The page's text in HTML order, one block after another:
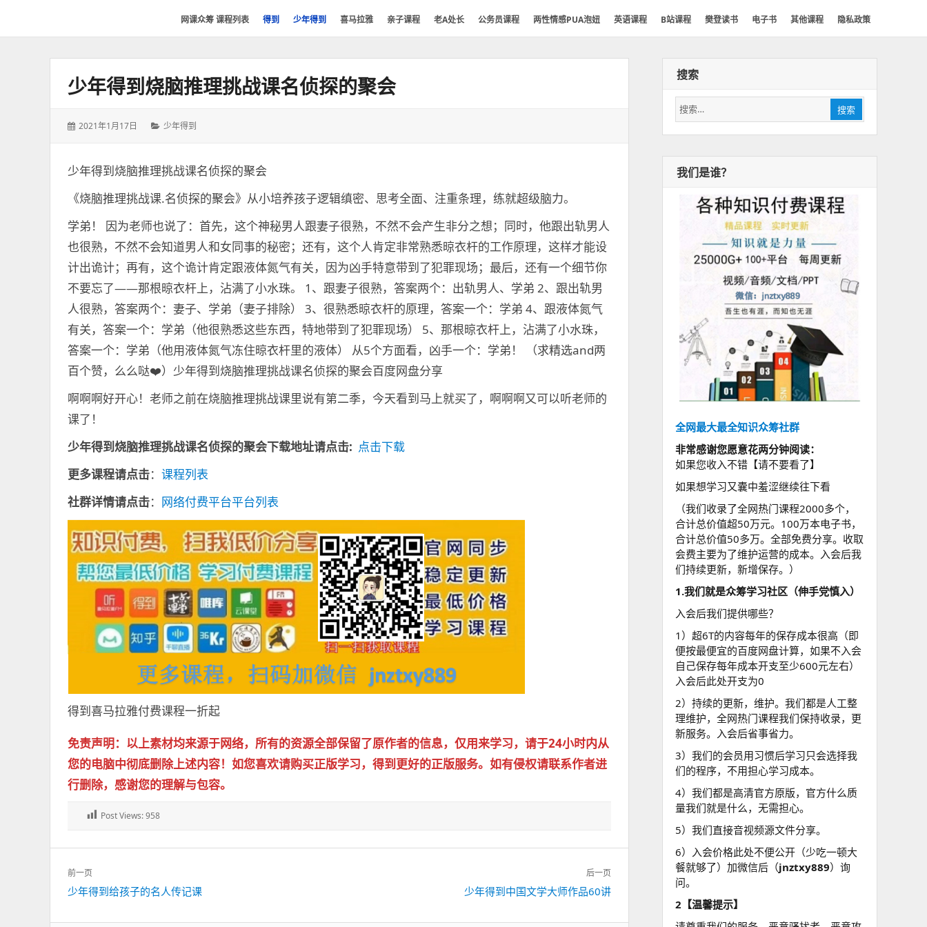
课
群-
网课众筹 课程列表 得到 少年得到 喜马拉雅 亲子课程 老A处长 公务员课程 两性情感PUA泡妞 英语课程 B站课程 樊登读书 电子书 其他课程 隐私政策
少年得到烧脑推理挑战课名侦探的聚会
发
2021年1月17日
分
少年得到
少年得到烧脑推理挑战课名侦探的聚会
《烧脑推理挑战课.名侦探的聚会》从小培养孩子逻辑缜密、思考全面、注重条理，练就超级脑力。
学弟！ 因为老师也说了：首先，这个神秘男人跟妻子很熟，不然不会产生非分之想；同时，他跟出轨男人
也很熟，不然不会知道男人和女同事的秘密；还有，这个人肯定非常熟悉晾衣杆的工作原理，这样才能设
计出诡计；再有，这个诡计肯定跟液体氮气有关，因为凶手特意带到了犯罪现场；最后，还有一个细节你
不要忘了——那根晾衣杆上，沾满了小水珠。 1、跟妻子很熟，答案两个：出轨男人、学弟 2、跟出轨男
人很熟，答案两个：妻子、学弟（妻子排除） 3、很熟悉晾衣杆的原理，答案一个：学弟 4、跟液体氮气
有关，答案一个：学弟（他很熟悉这些东西，特地带到了犯罪现场） 5、那根晾衣杆上，沾满了小水珠，
答案一个：学弟（他用液体氮气冻住晾衣杆里的液体） 从5个方面看，凶手一个：学弟！ （求精选and两
百个赞，么么哒❤️）少年得到烧脑推理挑战课名侦探的聚会百度网盘分享
啊啊啊好开心！老师之前在烧脑推理挑战课里说有第二季，今天看到马上就买了，啊啊啊又可以听老师的
课了！
少年得到烧脑推理挑战课名侦探的聚会下载地址请点击: 点击下载
更多课程请点击： 课程列表
社群详情请点击： 网络付费平台平台列表
得到喜马拉雅付费课程一折起
免责声明：以上素材均来源于网络，所有的资源全部保留了原作者的信息，仅用来学习，请于24小时内从
您的电脑中彻底删除上述内容！如您喜欢请购买正版学习，得到更好的正版服务。如有侵权请联系作者进
行删除，感谢您的理解与包容。
Post Views:958
文
章
导
航
前一页
上
篇：
少年得到给孩子的名人传记课
后一页
篇：
少年得到中国文学大师作品60讲
搜索
搜
索：
搜索
我们是谁？
全网最大最全知识众筹社群
非常感谢您愿意花两分钟阅读：
如果您收入不错【请不要看了】
如果想学习又囊中羞涩继续往下看
（我们收录了全网热门课程2000多个，
合计总价值超50万元。100万本电子书，
合计总价值50多万。全部免费分享。收取
会费主要为了维护运营的成本。入会后我
们持续更新，新增保存。）
1.我们就是众筹学习社区（伸手党慎入）
入会后我们提供哪些？
1）超6T的内容每年的保存成本很高（即
便按最便宜的百度网盘计算，如果不入会
自己保存每年成本开支至少600元左右）
入会后此处开支为0
2）持续的更新，维护。我们都是人工整
理维护，全网热门课程我们保持收录，更
新服务。入会后省事省力。
3）我们的会员用习惯后学习只会选择我
们的程序，不用担心学习成本。
4）我们都是高清官方原版，官方什么质
量我们就是什么，无需担心。
5）我们直接音视频源文件分享。
6）入会价格此处不便公开（少吃一顿大
餐就够了）加微信后（jnztxy889）询
问。
2【温馨提示】